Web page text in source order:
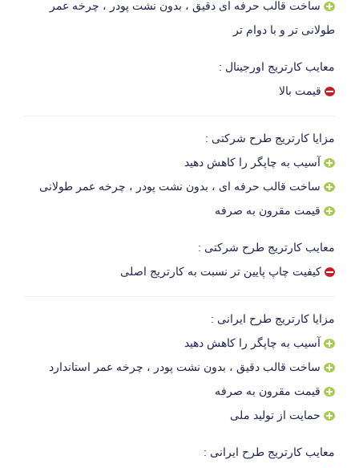
ساخت قالب حرفه ای دقیق ، بدون نشت پودر ، چرخه عمر
طولانی تر و با دوام تر
معایب کارتریج اورجینال :
قیمت بالا
مزایا کارتریج طرح شرکتی :
آسیب به چاپگر را کاهش دهید
ساخت قالب حرفه ای ، بدون نشت پودر ، چرخه عمر طولانی
قیمت مقرون به صرفه
معایب کارتریج طرح شرکتی :
کیفیت چاپ پایین تر نسبت به کارتریج اصلی
مزایا کارتریج طرح ایرانی :
آسیب به چاپگر را کاهش دهید
ساخت قالب دقیق ، بدون نشت پودر ، چرخه عمر استاندارد
قیمت مقرون به صرفه
حمایت از تولید ملی
معایب کارتریج طرح ایرانی :